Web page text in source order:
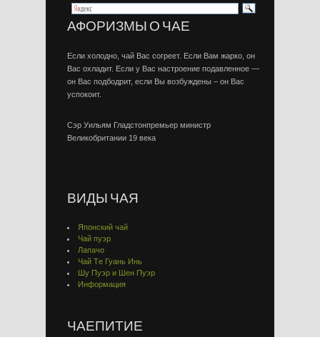
АФОРИЗМЫ О ЧАЕ
Если холодно, чай Вас согреет. Если Вам жарко, он
Вас охладит. Если у Вас настроение подавленное —
он Вас подбодрит, если Вы возбуждены – он Вас
успокоит.
Сэр Уильям Гладстонпремьер министр
Великобритании 19 века
ВИДЫ ЧАЯ
Японский чай
Чай пуэр
Лапачо
Чай Тe Гуaнь Инь
Шу Пуэр и Шен Пуэр
Информация
ЧАЕПИТИЕ